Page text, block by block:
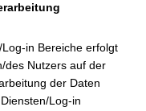
in Bereiche erfolgt
des Nutzers auf der
der Daten
Log-in